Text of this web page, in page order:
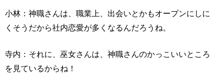
小林：神職さんは、職業上、出会いとかもオープンにしに
くそうだから社内恋愛が多くなるんだろうね。
寺内：それに、巫女さんは、神職さんのかっこいいところ
を見ているからね！